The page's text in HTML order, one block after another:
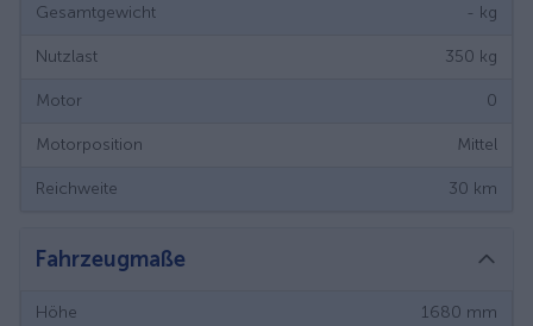
Gesamtgewicht - kg
Nutzlast 350 kg
Motor 0
Motorposition Mittel
Reichweite 30 km
Fahrzeugmaße
Höhe 1680 mm